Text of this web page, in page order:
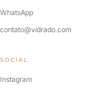
WhatsApp
contato@vidrado.com
SOCIAL
Instagram